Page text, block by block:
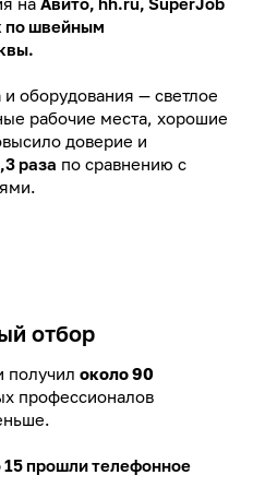
по швейным
оборудования — светлое
рабочие места, хорошие
доверие и
раза по сравнению с
отбор
получил около 90
профессионалов
15 прошли телефонное